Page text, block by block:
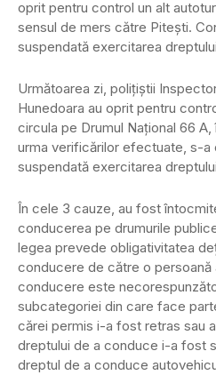
oprit pentru control un alt
sensul de mers către Pitești.
suspendată exercitarea
Următoarea zi, polițiștii
Hunedoara au oprit pentru
circula pe Drumul Național 66 A,
urma verificărilor efectuate, s-
suspendată exercitarea
În cele 3 cauze, au fost
conducerea pe drumurile
legea prevede obligativitatea
conducere de către o persoană
conducere este
subcategoriei din care face
cărei permis i-a fost retras sau
dreptului de a conduce i-a fost
dreptul de a conduce